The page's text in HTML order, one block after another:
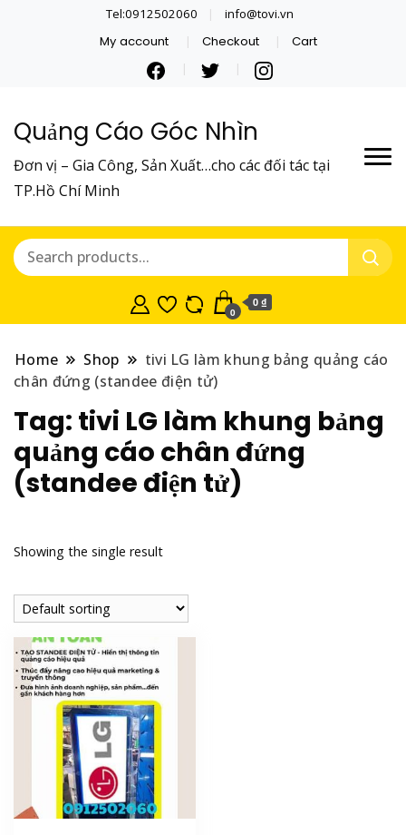
Tel:0912502060 info@tovi.vn
My account Checkout Cart
Quảng Cáo Góc Nhìn
Đơn vị – Gia Công, Sản Xuất…cho các đối tác tại
TP.Hồ Chí Minh
0
0 ₫
Home Shop
tivi LG làm khung bảng quảng cáo
chân đứng (standee điện tử)
Tag: tivi LG làm khung bảng
quảng cáo chân đứng
(standee điện tử)
Showing the single result